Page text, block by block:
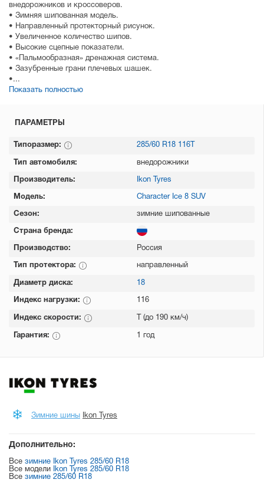
внедорожников и кроссоверов.
• Зимняя шипованная модель.
• Направленный протекторный рисунок.
• Увеличенное количество шипов.
• Высокие сцепные показатели.
• «Пальмообразная» дренажная система.
• Зазубренные грани плечевых шашек.
•...
Показать полностью
ПАРАМЕТРЫ
Типоразмер: 285/60 R18 116T
Тип автомобиля: внедорожники
Производитель: Ikon Tyres
Модель: Character Ice 8 SUV
Сезон: зимние шипованные
Страна бренда:
Производство: Россия
Тип протектора: направленный
Диаметр диска: 18
Индекс нагрузки: 116
Индекс скорости: T (до 190 км/ч)
Гарантия: 1 год
Зимние шины Ikon Tyres
Дополнительно:
Все зимние Ikon Tyres 285/60 R18
Все модели
Ikon Tyres 285/60 R18
Все зимние 285/60 R18